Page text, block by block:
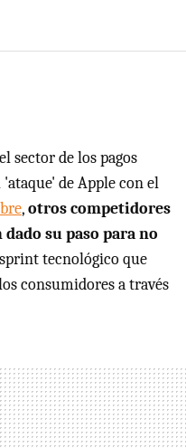
sector de los pagos
de Apple con el
,otros competidores
su paso para no
tecnológico que
consumidores a través